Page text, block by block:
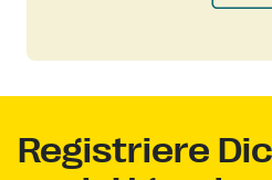
Registriere